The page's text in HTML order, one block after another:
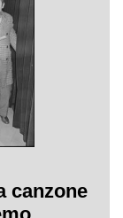
canzone